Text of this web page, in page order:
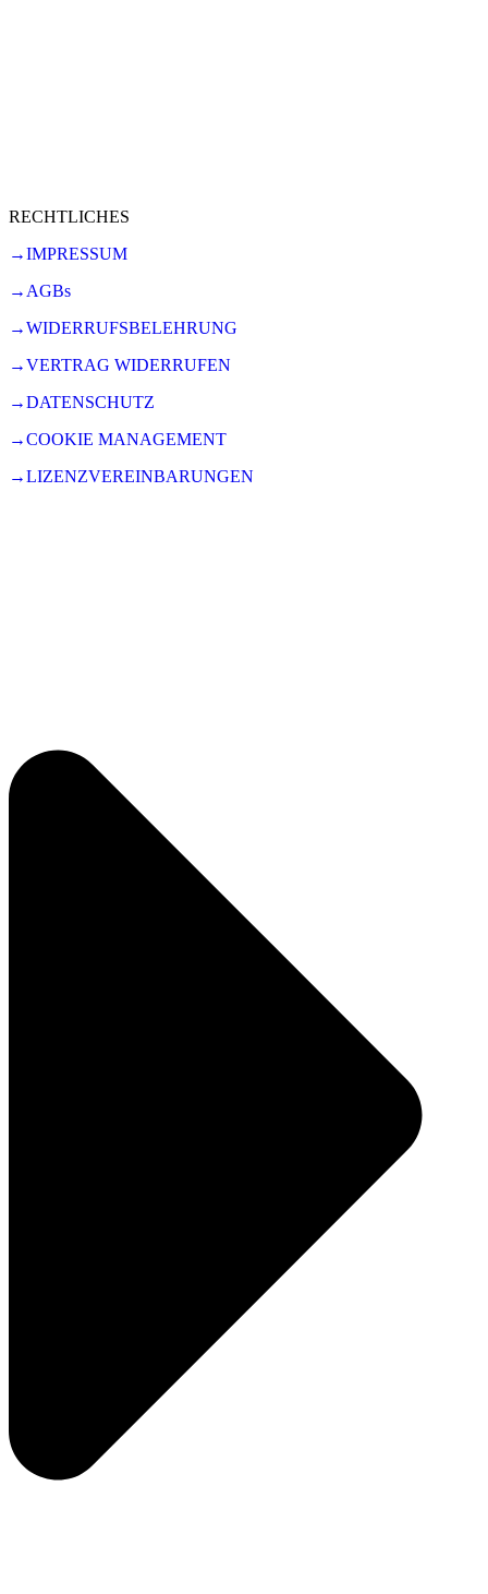
RECHTLICHES
→IMPRESSUM
→AGBs
→WIDERRUFSBELEHRUNG
→VERTRAG WIDERRUFEN
→DATENSCHUTZ
→COOKIE MANAGEMENT
→LIZENZVEREINBARUNGEN